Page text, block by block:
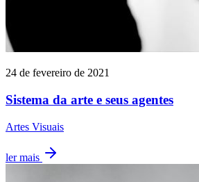
24 de fevereiro de 2021
Sistema da arte e seus agentes
Artes Visuais
ler mais